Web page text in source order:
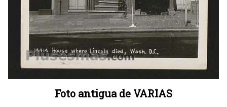
Foto antigua de VARIAS